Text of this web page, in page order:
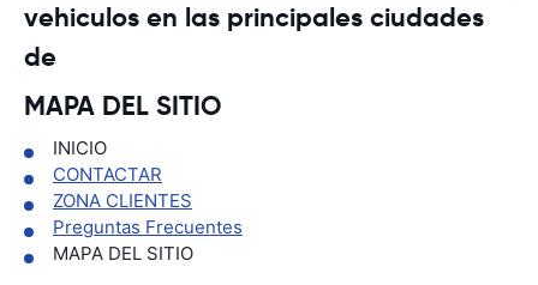
vehiculos en las principales ciudades
de
MAPA DEL SITIO
INICIO
CONTACTAR
ZONA CLIENTES
Preguntas Frecuentes
MAPA DEL SITIO